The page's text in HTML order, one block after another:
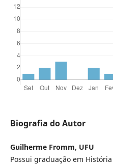
Biografia do Autor
Guilherme Fromm, UFU
Possui graduação em